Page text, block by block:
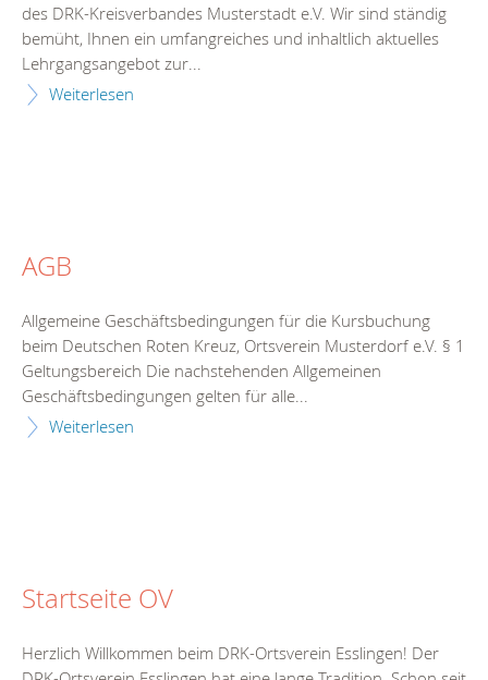
des DRK-Kreisverbandes Musterstadt e.V. Wir sind ständig
bemüht, Ihnen ein umfangreiches und inhaltlich aktuelles
Lehrgangsangebot zur...
Weiterlesen
AGB
Allgemeine Geschäftsbedingungen für die Kursbuchung
beim Deutschen Roten Kreuz, Ortsverein Musterdorf e.V. § 1
Geltungsbereich Die nachstehenden Allgemeinen
Geschäftsbedingungen gelten für alle...
Weiterlesen
Startseite OV
Herzlich Willkommen beim DRK-Ortsverein Esslingen! Der